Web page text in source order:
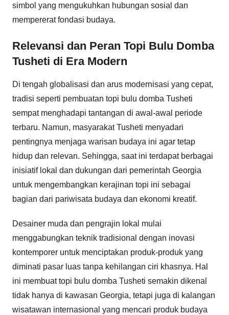
simbol yang mengukuhkan hubungan sosial dan
mempererat fondasi budaya.
Relevansi dan Peran Topi Bulu Domba
Tusheti di Era Modern
Di tengah globalisasi dan arus modernisasi yang cepat,
tradisi seperti pembuatan topi bulu domba Tusheti
sempat menghadapi tantangan di awal-awal periode
terbaru. Namun, masyarakat Tusheti menyadari
pentingnya menjaga warisan budaya ini agar tetap
hidup dan relevan. Sehingga, saat ini terdapat berbagai
inisiatif lokal dan dukungan dari pemerintah Georgia
untuk mengembangkan kerajinan topi ini sebagai
bagian dari pariwisata budaya dan ekonomi kreatif.
Desainer muda dan pengrajin lokal mulai
menggabungkan teknik tradisional dengan inovasi
kontemporer untuk menciptakan produk-produk yang
diminati pasar luas tanpa kehilangan ciri khasnya. Hal
ini membuat topi bulu domba Tusheti semakin dikenal
tidak hanya di kawasan Georgia, tetapi juga di kalangan
wisatawan internasional yang mencari produk budaya